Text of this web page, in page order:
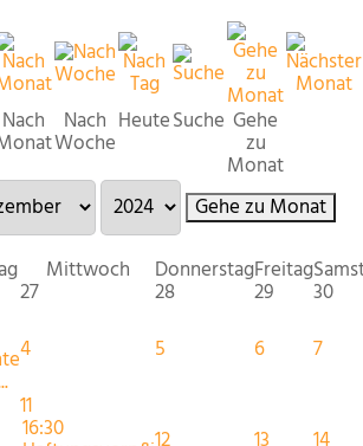
Nach Nach
Woche
HeuteSuche Gehe
zu
Monat
Gehe zu Monat
Mittwoch DonnerstagFreitag
27 28 29
30
4 5 6 7
11
16:30